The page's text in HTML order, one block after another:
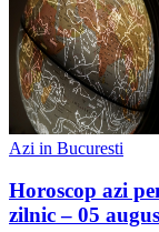
Azi in Bucuresti
Horoscop azi
zilnic – 05